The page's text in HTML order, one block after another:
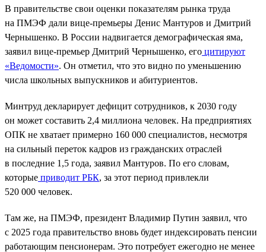
В правительстве свои оценки показателям рынка труда
на ПМЭФ дали вице-премьеры Денис Мантуров и Дмитрий
Чернышенко. В России надвигается демографическая яма,
заявил вице-премьер Дмитрий Чернышенко, его цитируют
«Ведомости». Он отметил, что это видно по уменьшению
числа школьных выпускников и абитуриентов.
Минтруд декларирует дефицит сотрудников, к 2030 году
он может составить 2,4 миллиона человек. На предприятиях
ОПК не хватает примерно 160 000 специалистов, несмотря
на сильный переток кадров из гражданских отраслей
в последние 1,5 года, заявил Мантуров. По его словам,
которые приводит РБК, за этот период привлекли
520 000 человек.
Там же, на ПМЭФ, президент Владимир Путин заявил, что
с 2025 года правительство вновь будет индексировать пенсии
работающим пенсионерам. Это потребует ежегодно не менее